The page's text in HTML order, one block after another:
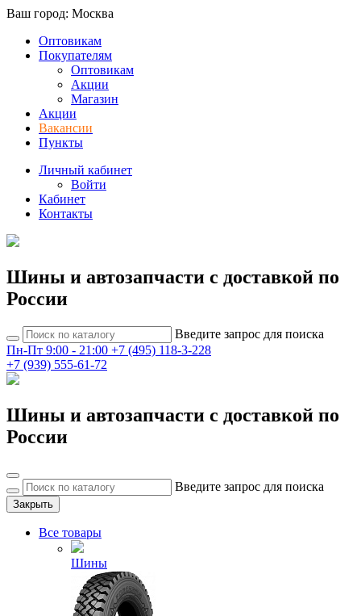
Ваш город: Москва
Оптовикам
Покупателям
Оптовикам
Акции
Магазин
Акции
Вакансии
Пункты
Личный кабинет
Войти
Кабинет
Контакты
Шины и автозапчасти с доставкой по
России
Введите запрос для поиска
Пн-Пт 9:00 - 21:00 +7 (495) 118-3-228
+7 (939) 555-61-72
Шины и автозапчасти с доставкой по
России
Введите запрос для поиска
Закрыть
Все товары
Шины